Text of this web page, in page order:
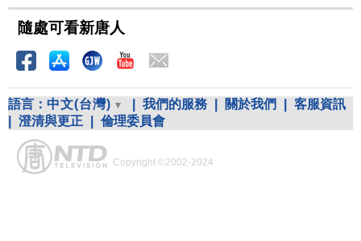
隨處可看新唐人
語言： 中文(台灣) 我們的服務 關於我們
客服資訊
澄清與更正 倫理委員會
Copyright ©2002-2024